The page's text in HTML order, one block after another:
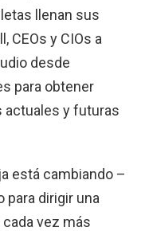
llenan sus
CEOs y CIOs a
desde
para obtener
actuales y futuras
está cambiando –
para dirigir una
vez más